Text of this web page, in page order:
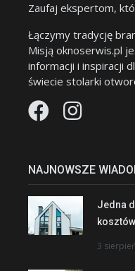
Zaufaj ekspertom,
Łączymy tradycję
Misją oknoserwis.pl
informacji i inspiracji
świecie stolarki
NAJNOWSZE
Jedna
3